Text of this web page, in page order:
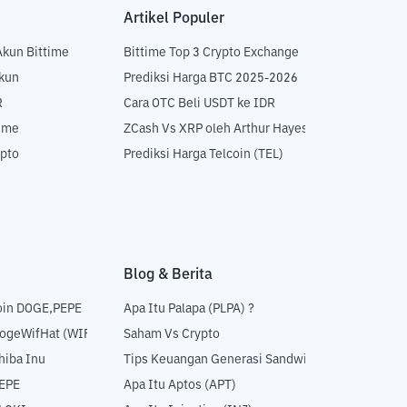
Bittime
Artikel Populer
Bittime Top 3 Crypto Exchange
Prediksi Harga BTC 2025-2026
Cara OTC Beli USDT ke IDR
ZCash Vs XRP oleh Arthur Hayes
Prediksi Harga Telcoin (TEL)
DOGE,PEPE
(WIF)
Inu
Blog & Berita
Apa Itu Palapa (PLPA) ?
Saham Vs Crypto
Tips Keuangan Generasi Sandwich
Apa Itu Aptos (APT)